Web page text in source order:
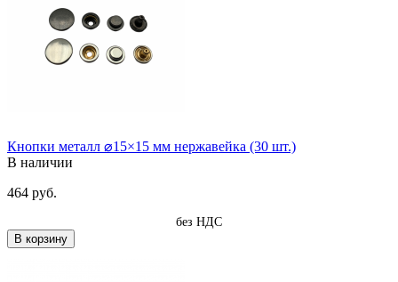
Кнопки металл ⌀15×15 мм нержавейка (30 шт.)
В наличии
464 руб.
без НДС
В корзину